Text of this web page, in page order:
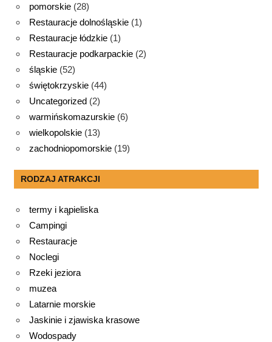
pomorskie (28)
Restauracje dolnośląskie (1)
Restauracje łódzkie (1)
Restauracje podkarpackie (2)
śląskie (52)
świętokrzyskie (44)
Uncategorized (2)
warmińskomazurskie (6)
wielkopolskie (13)
zachodniopomorskie (19)
RODZAJ ATRAKCJI
termy i kąpieliska
Campingi
Restauracje
Noclegi
Rzeki jeziora
muzea
Latarnie morskie
Jaskinie i zjawiska krasowe
Wodospady